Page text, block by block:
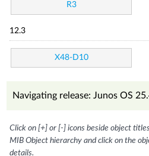
R3
12.3
X48-D10
Navigating release: Junos OS
Click on [+] or [-] icons beside object
MIB Object hierarchy and click on the
details.